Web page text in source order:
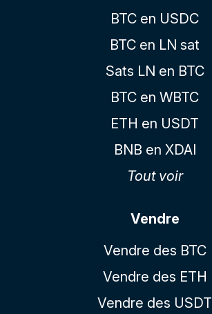
BTC en USDC
BTC en LN sat
Sats LN en BTC
BTC en WBTC
ETH en USDT
BNB en XDAI
Tout voir
Vendre
Vendre des BTC
Vendre des ETH
Vendre des USDT